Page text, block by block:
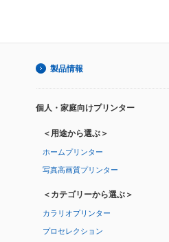
製品情報
個人・家庭向けプリンター
＜用途から選ぶ＞
ホームプリンター
写真高画質プリンター
＜カテゴリーから選ぶ＞
カラリオプリンター
プロセレクション